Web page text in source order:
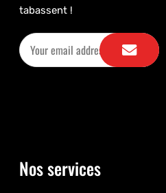
tabassent !
Nos services